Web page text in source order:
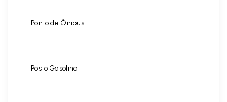
Ponto de Ônibus
Posto Gasolina